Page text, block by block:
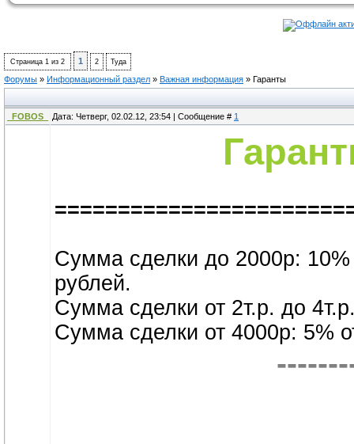
Страница 1 из 2 1 2 Туда
Форумы » Информационный раздел » Важная информация » Гаранты
_FOBOS_ Дата: Четверг, 02.02.12, 23:54 | Сообщение # 1
Сумма сделки до 2000р:
рублей.
Сумма сделки от 2т.р. до
Сумма сделки от 4000р: 5%